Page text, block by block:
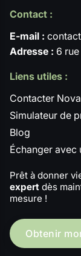
Contact :
E-mail :
Adresse : 6
Liens utiles :
Contacter
Simulateur de
Blog
Échanger avec
Prêt à donner
expert dès
mesure !
Obtenir